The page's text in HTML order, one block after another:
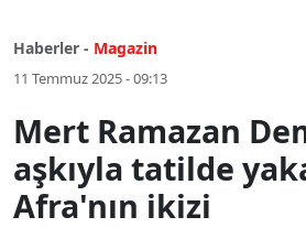
Haberler - Magazin
11 Temmuz 2025 - 09:13
Mert Ramazan
aşkıyla tatilde
Afra'nın ikizi